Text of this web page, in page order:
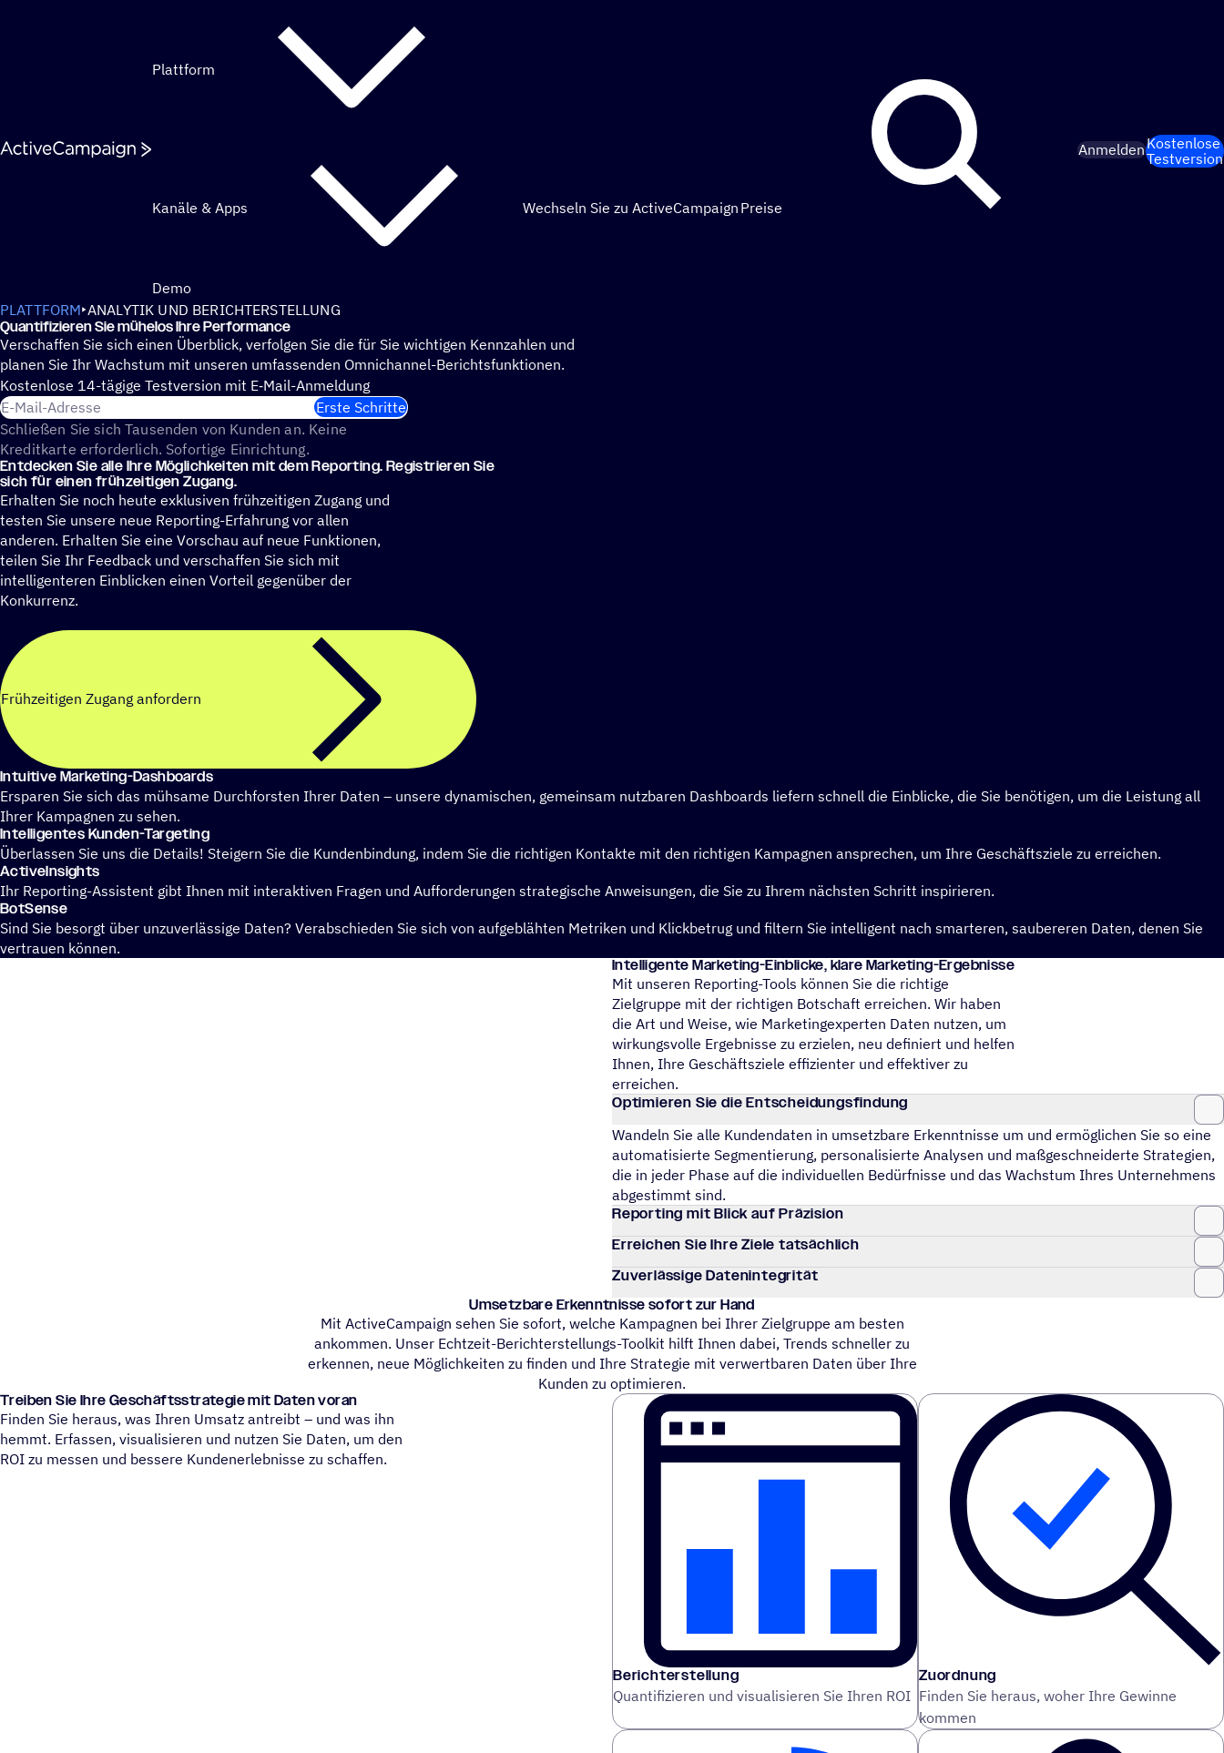
Plattform
Kanäle & Apps Wechseln Sie zu ActiveCampaign Preise
Demo
AnmeldenKostenlose
Testversion
PLATTFORM ANALYTIK UND BERICHTERSTELLUNG
Quan­ti­fi­zie­ren Sie mühelos Ihre Performance
Verschaffen Sie sich einen Überblick, verfolgen Sie die für Sie wichtigen Kennzahlen und
planen Sie Ihr Wachstum mit unseren umfassenden Omnichannel-Berichtsfunktionen.
Kosten­lose 14-tägige Test­ver­sion mit E‑Mail-Anmel­dung
E-Mail-Adresse
Erste Schritte
Schließen Sie sich Tausenden von Kunden an. Keine
Kreditkarte erforderlich. Sofortige Einrichtung.
Entde­cken Sie alle Ihre Möglich­kei­ten mit dem Report­ing. Regis­trie­ren Sie
sich für einen frühzeitigen Zugang.
Erhalten Sie noch heute exklusiven frühzeitigen Zugang und
testen Sie unsere neue Reporting-Erfahrung vor allen
anderen. Erhalten Sie eine Vorschau auf neue Funktionen,
teilen Sie Ihr Feedback und verschaffen Sie sich mit
intelligenteren Einblicken einen Vorteil gegenüber der
Konkurrenz.
Frühzeitigen Zugang anfordern
Intui­tive Marketing-Dashboards
Ersparen Sie sich das mühsame Durchforsten Ihrer Daten – unsere dynamischen, gemeinsam nutzbaren Dashboards liefern schnell die Einblicke, die Sie benötigen, um die Leistung all
Ihrer Kampagnen zu sehen.
Intel­li­gen­tes Kunden-Targeting
Überlassen Sie uns die Details! Steigern Sie die Kundenbindung, indem Sie die richtigen Kontakte mit den richtigen Kampagnen ansprechen, um Ihre Geschäftsziele zu erreichen.
Activ­eIn­sights
Ihr Reporting-Assistent gibt Ihnen mit interaktiven Fragen und Aufforderungen strategische Anweisungen, die Sie zu Ihrem nächsten Schritt inspirieren.
BotSense
Sind Sie besorgt über unzuverlässige Daten? Verabschieden Sie sich von aufgeblähten Metriken und Klickbetrug und filtern Sie intelligent nach smarteren, saubereren Daten, denen Sie
vertrauen können.
Intel­li­gente Marke­ting-Einbli­cke, klare Marketing-Ergebnisse
Mit unseren Reporting-Tools können Sie die richtige
Zielgruppe mit der richtigen Botschaft erreichen. Wir haben
die Art und Weise, wie Marketingexperten Daten nutzen, um
wirkungsvolle Ergebnisse zu erzielen, neu definiert und helfen
Ihnen, Ihre Geschäftsziele effizienter und effektiver zu
erreichen.
Opti­mie­ren Sie die Entscheidungsfindung
Wandeln Sie alle Kunden­da­ten in umsetz­bare Erkennt­nisse um und ermög­li­chen Sie so eine
auto­ma­ti­sierte Segmen­tie­rung, perso­na­li­sierte Analy­sen und maßge­schnei­derte Stra­te­gien,
die in jeder Phase auf die indi­vi­du­el­len Bedürf­nisse und das Wachs­tum Ihres Unter­neh­mens
abgestimmt sind.
Report­ing mit Blick auf Präzision
Errei­chen Sie Ihre Ziele tatsächlich
Zuver­läs­sige Datenintegrität
Umsetz­bare Erkennt­nisse sofort zur Hand
Mit ActiveCampaign sehen Sie sofort, welche Kampagnen bei Ihrer Zielgruppe am besten
ankommen. Unser Echtzeit-Berichterstellungs-Toolkit hilft Ihnen dabei, Trends schneller zu
erkennen, neue Möglichkeiten zu finden und Ihre Strategie mit verwertbaren Daten über Ihre
Kunden zu optimieren.
Treiben Sie Ihre Geschäfts­stra­te­gie mit Daten voran
Finden Sie heraus, was Ihren Umsatz antreibt – und was ihn
hemmt. Erfassen, visualisieren und nutzen Sie Daten, um den
ROI zu messen und bessere Kundenerlebnisse zu schaffen.
Berichterstellung
Quantifizieren und visualisieren Sie Ihren ROI
Zuordnung
Finden Sie heraus, woher Ihre Gewinne
kommen